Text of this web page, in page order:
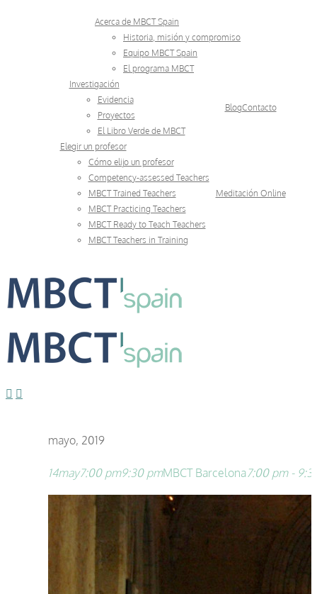
Acerca de MBCT Spain
Historia, misión y compromiso
Equipo MBCT Spain
El programa MBCT
Investigación
Evidencia
Proyectos
El Libro Verde de MBCT
BlogContacto
Elegir un profesor
Cómo elijo un profesor
Competency-assessed Teachers
MBCT Trained Teachers
MBCT Practicing Teachers
MBCT Ready to Teach Teachers
MBCT Teachers in Training
Meditación Online
mayo, 2019
14may7:00 pm9:30 pmMBCT Barcelona7:00 pm -